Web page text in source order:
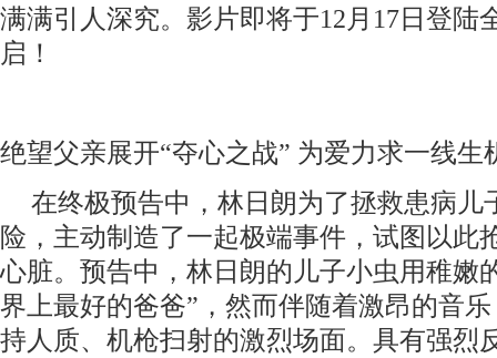
满满引人深究。 影片即将于12月17日 登陆
启！
绝望父亲展开“夺心之战” 为爱力求一线生
在终极预告中，林日朗为了拯救患病儿
险，主动制造了一起极端事件，试图以此
心脏。预告中，林日朗的儿子小虫用稚嫩
界上最好的爸爸”，然而伴随着激昂的音
持人质、机枪扫射的激烈场面。 具有强烈